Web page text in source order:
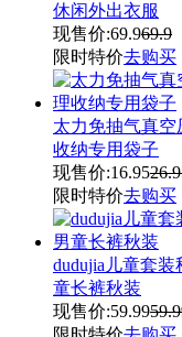
休闲外出衣服
现售价:69.969.9
限时特价去购买
太力免抽气真
收纳专用袋子
现售价:16.95
限时特价去购买
dudujia儿童套
童长裤秋装
现售价:59.99